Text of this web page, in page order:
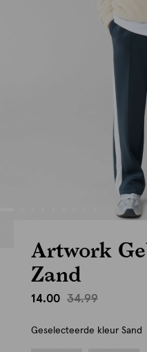
Artwork
Zand
14.00 34.99
Geselecteerde kleur Sand